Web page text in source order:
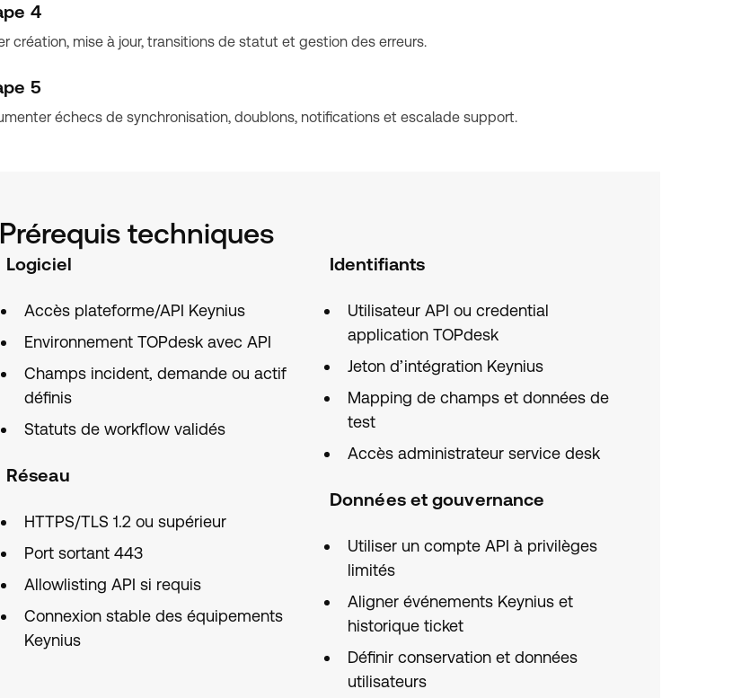
4
création, mise à jour, transitions de statut et gestion des erreurs.
5
échecs de synchronisation, doublons, notifications et escalade support.
Prérequis techniques
Logiciel
Accès plateforme/API Keynius
Environnement TOPdesk avec API
Champs incident, demande ou actif
définis
Statuts de workflow validés
Réseau
HTTPS/TLS 1.2 ou supérieur
Port sortant 443
Allowlisting API si requis
Connexion stable des équipements
Keynius
Identifiants
Utilisateur API ou credential
application TOPdesk
Jeton d’intégration Keynius
Mapping de champs et données de
test
Accès administrateur service desk
Données et gouvernance
Utiliser un compte API à privilèges
limités
Aligner événements Keynius et
historique ticket
Définir conservation et données
utilisateurs